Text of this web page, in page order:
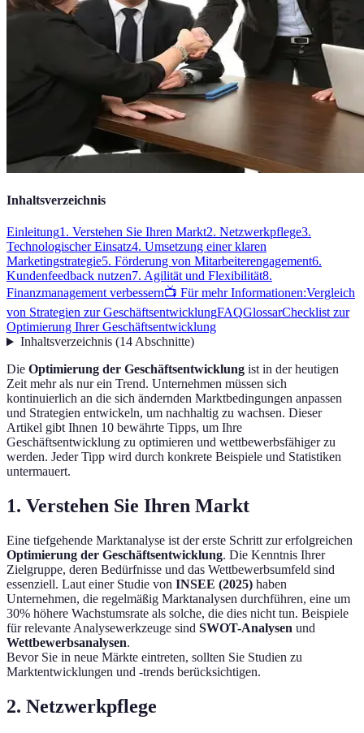
Inhaltsverzeichnis
Einleitung1. Verstehen Sie Ihren Markt2. Netzwerkpflege3.
Technologischer Einsatz4. Umsetzung einer klaren
Marketingstrategie5. Förderung von Mitarbeiterengagement6.
Kundenfeedback nutzen7. Agilität und Flexibilität8.
Finanzmanagement verbessern📺 Für mehr Informationen:Vergleich
von Strategien zur GeschäftsentwicklungFAQGlossarChecklist zur
Optimierung Ihrer Geschäftsentwicklung
Inhaltsverzeichnis(14Abschnitte)
Die Optimierung der Geschäftsentwicklung ist in der heutigen
Zeit mehr als nur ein Trend. Unternehmen müssen sich
kontinuierlich an die sich ändernden Marktbedingungen anpassen
und Strategien entwickeln, um nachhaltig zu wachsen. Dieser
Artikel gibt Ihnen 10 bewährte Tipps, um Ihre
Geschäftsentwicklung zu optimieren und wettbewerbsfähiger zu
werden. Jeder Tipp wird durch konkrete Beispiele und Statistiken
untermauert.
1. Verstehen Sie Ihren Markt
Eine tiefgehende Marktanalyse ist der erste Schritt zur erfolgreichen
Optimierung der Geschäftsentwicklung. Die Kenntnis Ihrer
Zielgruppe, deren Bedürfnisse und das Wettbewerbsumfeld sind
essenziell. Laut einer Studie von INSEE (2025) haben
Unternehmen, die regelmäßig Marktanalysen durchführen, eine um
30% höhere Wachstumsrate als solche, die dies nicht tun. Beispiele
für relevante Analysewerkzeuge sind SWOT-Analysen und
Wettbewerbsanalysen.
Bevor Sie in neue Märkte eintreten, sollten Sie Studien zu
Marktentwicklungen und -trends berücksichtigen.
2. Netzwerkpflege